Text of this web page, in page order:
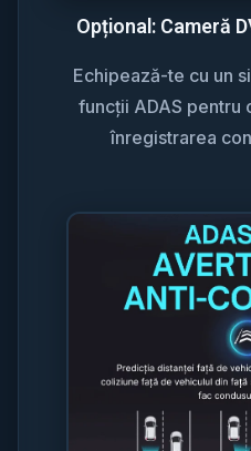
Opțional: Cameră
Echipează-te cu un
funcții ADAS pentru
înregistrarea